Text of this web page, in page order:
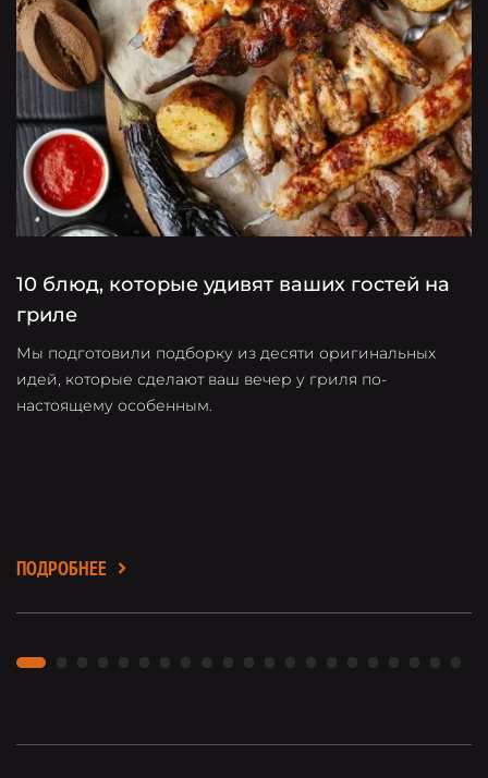
10 блюд, которые удивят ваших гостей на
гриле
Мы подготовили подборку из десяти оригинальных
идей, которые сделают ваш вечер у гриля по-
настоящему особенным.
ПОДРОБНЕЕ